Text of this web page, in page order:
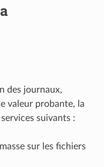
des journaux,
valeur probante, la
suivants :
sur les fichiers